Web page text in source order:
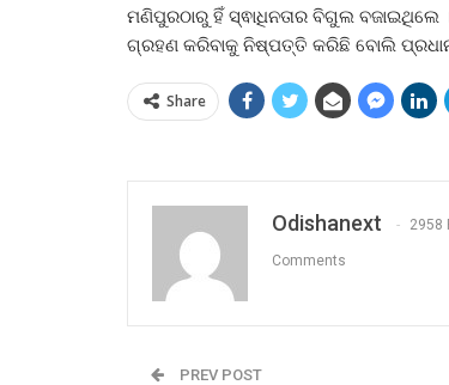
ମଣିପୁରଠାରୁ ହିଁ ସ୍ଵାଧିନତାର ବିଗୁଲ
ଗ୍ରହଣ କରିବାକୁ ନିଷ୍ପତ୍ତି କରିଛି ବୋଲି
Share
Odishanext 2958
Comments
PREV POST